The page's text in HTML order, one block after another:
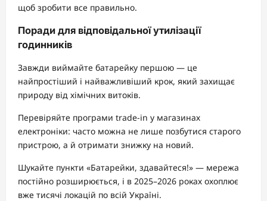
щоб зробити все правильно.
Поради для відповідальної утилізації
годинників
Завжди виймайте батарейку першою — це
найпростіший і найважливіший крок, який захищає
природу від хімічних витоків.
Перевіряйте програми trade-in у магазинах
електроніки: часто можна не лише позбутися старого
пристрою, а й отримати знижку на новий.
Шукайте пункти «Батарейки, здавайтеся!» — мережа
постійно розширюється, і в 2025–2026 роках охоплює
вже тисячі локацій по всій Україні.